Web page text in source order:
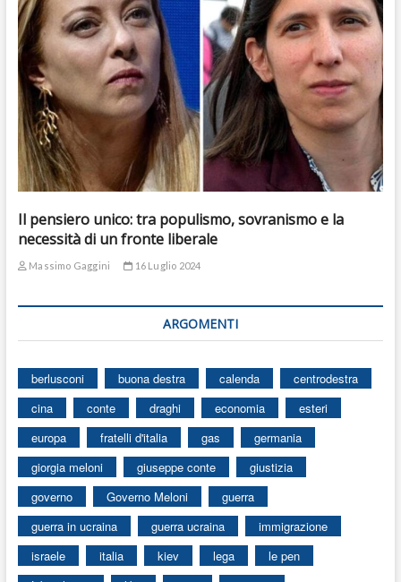
Il pensiero unico: tra populismo, sovranismo e la
necessità di un fronte liberale
Massimo Gaggini 16 Luglio 2024
ARGOMENTI
berlusconi buona destra calenda
centrodestra
cina
conte draghi economia
esteri
europa
fratelli d'italia gas
germania
giorgia meloni
giuseppe conte
giustizia
governo
Governo Meloni
guerra
guerra in ucraina
guerra ucraina
immigrazione
israele
italia kiev lega
le pen